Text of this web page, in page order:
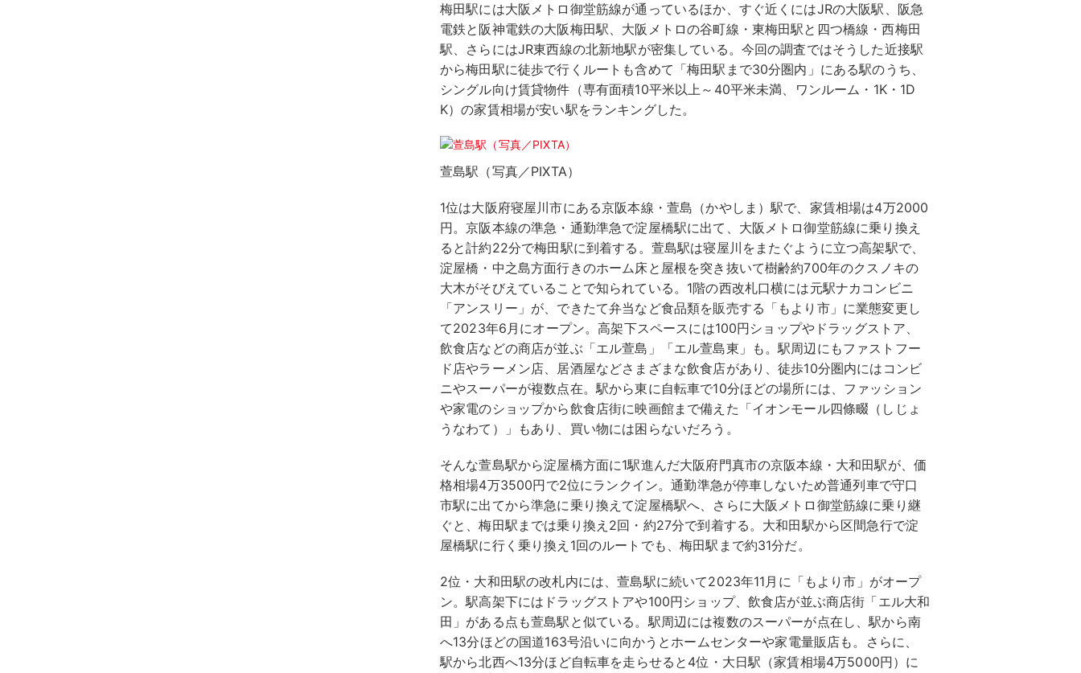
梅田駅には大阪メトロ御堂筋線が通っているほか、すぐ近くにはJRの大阪駅、阪急
電鉄と阪神電鉄の大阪梅田駅、大阪メトロの谷町線・東梅田駅と四つ橋線・西梅田
駅、さらにはJR東西線の北新地駅が密集している。今回の調査ではそうした近接駅
から梅田駅に徒歩で行くルートも含めて「梅田駅まで30分圏内」にある駅のうち、
シングル向け賃貸物件（専有面積10平米以上～40平米未満、ワンルーム・1K・1D
K）の家賃相場が安い駅をランキングした。
萱島駅（写真／PIXTA）
1位は大阪府寝屋川市にある京阪本線・萱島（かやしま）駅で、家賃相場は4万2000
円。京阪本線の準急・通勤準急で淀屋橋駅に出て、大阪メトロ御堂筋線に乗り換え
ると計約22分で梅田駅に到着する。萱島駅は寝屋川をまたぐように立つ高架駅で、
淀屋橋・中之島方面行きのホーム床と屋根を突き抜いて樹齢約700年のクスノキの
大木がそびえていることで知られている。1階の西改札口横には元駅ナカコンビニ
「アンスリー」が、できたて弁当など食品類を販売する「もより市」に業態変更し
て2023年6月にオープン。高架下スペースには100円ショップやドラッグストア、
飲食店などの商店が並ぶ「エル萱島」「エル萱島東」も。駅周辺にもファストフー
ド店やラーメン店、居酒屋などさまざまな飲食店があり、徒歩10分圏内にはコンビ
ニやスーパーが複数点在。駅から東に自転車で10分ほどの場所には、ファッション
や家電のショップから飲食店街に映画館まで備えた「イオンモール四條畷（しじょ
うなわて）」もあり、買い物には困らないだろう。
そんな萱島駅から淀屋橋方面に1駅進んだ大阪府門真市の京阪本線・大和田駅が、価
格相場4万3500円で2位にランクイン。通勤準急が停車しないため普通列車で守口
市駅に出てから準急に乗り換えて淀屋橋駅へ、さらに大阪メトロ御堂筋線に乗り継
ぐと、梅田駅までは乗り換え2回・約27分で到着する。大和田駅から区間急行で淀
屋橋駅に行く乗り換え1回のルートでも、梅田駅まで約31分だ。
2位・大和田駅の改札内には、萱島駅に続いて2023年11月に「もより市」がオープ
ン。駅高架下にはドラッグストアや100円ショップ、飲食店が並ぶ商店街「エル大和
田」がある点も萱島駅と似ている。駅周辺には複数のスーパーが点在し、駅から南
へ13分ほどの国道163号沿いに向かうとホームセンターや家電量販店も。さらに、
駅から北西へ13分ほど自転車を走らせると4位・大日駅（家賃相場4万5000円）に